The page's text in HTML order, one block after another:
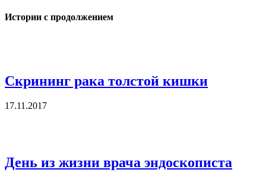
Истории с продолжением
Скрининг рака толстой кишки
17.11.2017
День из жизни врача эндоскописта